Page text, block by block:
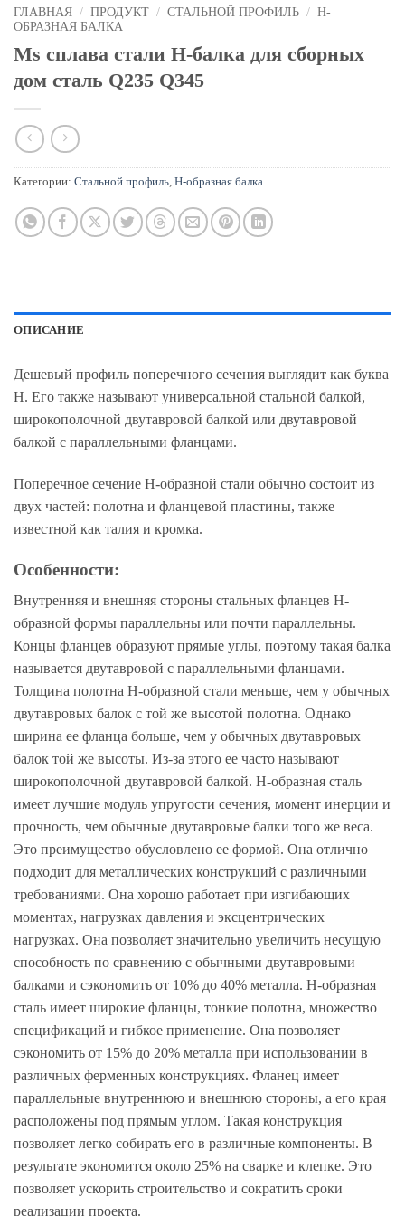
ГЛАВНАЯ / ПРОДУКТ / СТАЛЬНОЙ ПРОФИЛЬ / Н-
ОБРАЗНАЯ БАЛКА
Ms сплава стали H-балка для сборных
дом сталь Q235 Q345
Категории: Стальной профиль, Н-образная балка
ОПИСАНИЕ
Дешевый профиль поперечного сечения выглядит как буква
H. Его также называют универсальной стальной балкой,
широкополочной двутавровой балкой или двутавровой
балкой с параллельными фланцами.
Поперечное сечение Н-образной стали обычно состоит из
двух частей: полотна и фланцевой пластины, также
известной как талия и кромка.
Особенности:
Внутренняя и внешняя стороны стальных фланцев H-
образной формы параллельны или почти параллельны.
Концы фланцев образуют прямые углы, поэтому такая балка
называется двутавровой с параллельными фланцами.
Толщина полотна Н-образной стали меньше, чем у обычных
двутавровых балок с той же высотой полотна. Однако
ширина ее фланца больше, чем у обычных двутавровых
балок той же высоты. Из-за этого ее часто называют
широкополочной двутавровой балкой. Н-образная сталь
имеет лучшие модуль упругости сечения, момент инерции и
прочность, чем обычные двутавровые балки того же веса.
Это преимущество обусловлено ее формой. Она отлично
подходит для металлических конструкций с различными
требованиями. Она хорошо работает при изгибающих
моментах, нагрузках давления и эксцентрических
нагрузках. Она позволяет значительно увеличить несущую
способность по сравнению с обычными двутавровыми
балками и сэкономить от 10% до 40% металла. Н-образная
сталь имеет широкие фланцы, тонкие полотна, множество
спецификаций и гибкое применение. Она позволяет
сэкономить от 15% до 20% металла при использовании в
различных ферменных конструкциях. Фланец имеет
параллельные внутреннюю и внешнюю стороны, а его края
расположены под прямым углом. Такая конструкция
позволяет легко собирать его в различные компоненты. В
результате экономится около 25% на сварке и клепке. Это
позволяет ускорить строительство и сократить сроки
реализации проекта.